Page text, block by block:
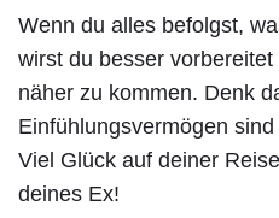
Wenn du alles befolgst,
wirst du besser
näher zu kommen. Denk
Einfühlungsvermögen
Viel Glück auf deiner
deines Ex!